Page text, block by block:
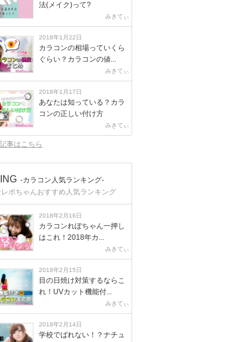
法(メイク)って?
みきてぃ
2018年1月22日
カラコンの相場っていくら
ぐらい？カラコンの値...
みきてぃ
2018年1月17日
あなたは知っている？カラ
コンの正しい付け方
みきてぃ
事はこちら
-カラコン人気ランキング-
ポちゃんおすすめ人気ランキング
2018年2月16日
カラコンれぽちゃん一押し
はこれ！2018年カ...
みきてぃ
2018年2月15日
目の日焼け対策するならこ
れ！UVカット機能付...
みきてぃ
2018年2月14日
学校でばれない！？ナチュ